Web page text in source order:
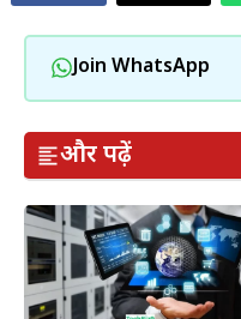
Join WhatsApp
और पढ़ें